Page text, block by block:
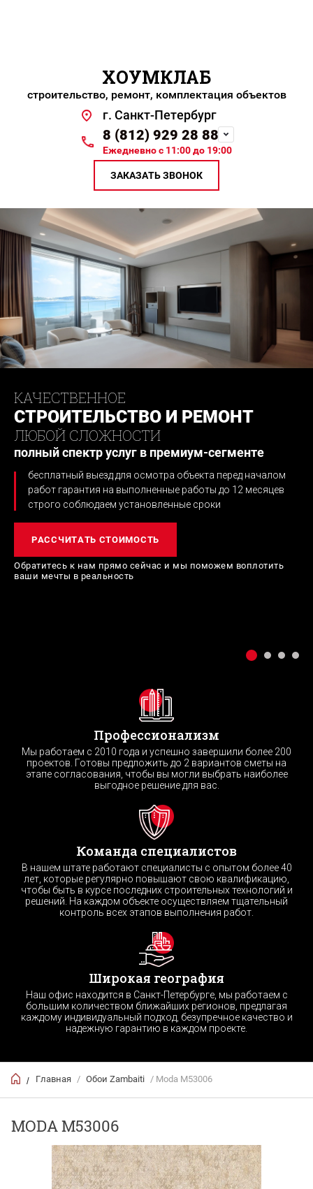
ХОУМКЛАБ
строительство, ремонт, комплектация объектов
г. Санкт-Петербург
8 (812) 929 28 88
Ежедневно с 11:00 до 19:00
ЗАКАЗАТЬ ЗВОНОК
КАЧЕСТВЕННОЕ
СТРОИТЕЛЬСТВО И РЕМОНТ
ЛЮБОЙ СЛОЖНОСТИ
полный спектр услуг в премиум-сегменте
бесплатный выезд для осмотра объекта перед началом
работ гарантия на выполненные работы до 12 месяцев
строго соблюдаем установленные сроки
РАССЧИТАТЬ СТОИМОСТЬ
Обратитесь к нам прямо сейчас и мы поможем воплотить
ваши мечты в реальность
Профессионализм
Мы работаем с 2010 года и успешно завершили более 200
проектов. Готовы предложить до 2 вариантов сметы на
этапе согласования, чтобы вы могли выбрать наиболее
выгодное решение для вас.
Команда специалистов
В нашем штате работают специалисты с опытом более 40
лет, которые регулярно повышают свою квалификацию,
чтобы быть в курсе последних строительных технологий и
решений. На каждом объекте осуществляем тщательный
контроль всех этапов выполнения работ.
Широкая география
Наш офис находится в Санкт-Петербурге, мы работаем с
большим количеством ближайших регионов, предлагая
каждому индивидуальный подход, безупречное качество и
надежную гарантию в каждом проекте.
/ Главная / Обои Zambaiti / Moda M53006
MODA M53006